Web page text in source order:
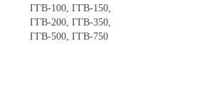
ГГВ-100, ГГВ-150,
ГГВ-200, ГГВ-350,
ГГВ-500, ГГВ-750